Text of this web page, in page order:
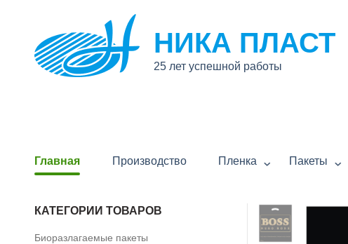
НИКА ПЛАСТ
25 лет успешной работы
Главная Производство Пленка Пакеты
КАТЕГОРИИ ТОВАРОВ
Биоразлагаемые пакеты